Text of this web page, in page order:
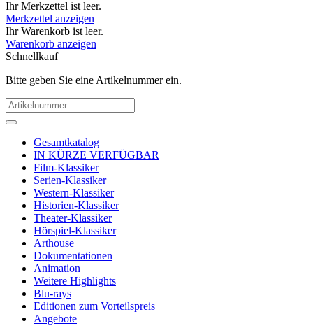
Ihr Merkzettel ist leer.
Merkzettel anzeigen
Ihr Warenkorb ist leer.
Warenkorb anzeigen
Schnellkauf
Bitte geben Sie eine Artikelnummer ein.
Gesamtkatalog
IN KÜRZE VERFÜGBAR
Film-Klassiker
Serien-Klassiker
Western-Klassiker
Historien-Klassiker
Theater-Klassiker
Hörspiel-Klassiker
Arthouse
Dokumentationen
Animation
Weitere Highlights
Blu-rays
Editionen zum Vorteilspreis
Angebote